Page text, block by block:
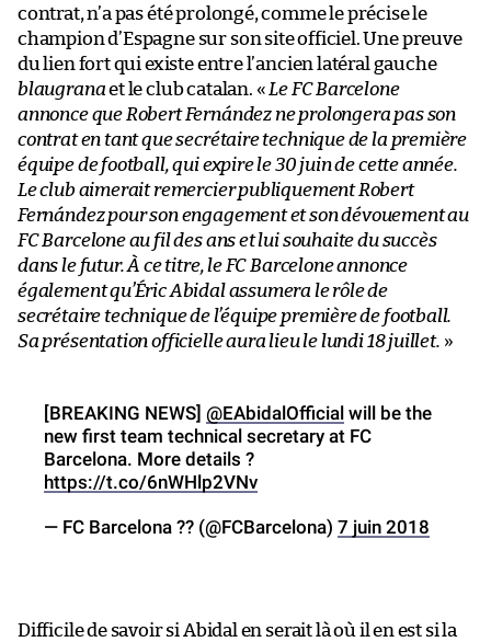
contrat, n’a pas été prolongé, comme le précise le
champion d’Espagne sur son site officiel. Une preuve
du lien fort qui existe entre l’ancien latéral gauche
blaugranaet le club catalan. «Le FC Barcelone
annonce que Robert Fernández ne prolongera pas son
contrat en tant que secrétaire technique de la première
équipe de football, qui expire le 30 juin de cette année.
Le club aimerait remercier publiquement Robert
Fernández pour son engagement et son dévouement au
FC Barcelone au fil des ans et lui souhaite du succès
dans le futur. À ce titre, le FC Barcelone annonce
également qu’Éric Abidal assumera le rôle de
secrétaire technique de l’équipe première de football.
Sa présentation officielle aura lieu le lundi 18 juillet. »
[BREAKING NEWS] @EAbidalOfficial will be the
new first team technical secretary at FC
Barcelona. More details ?
https://t.co/6nWHlp2VNv
— FC Barcelona ?? (@FCBarcelona) 7 juin 2018
Difficile de savoir si Abidal en serait là où il en est si la